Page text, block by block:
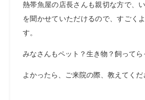
熱帯魚屋の店長さんも親切な方で、
を聞かせていただけるので、すごく
す。
みなさんもペット？生き物？飼ってら
よかったら、ご来院の際、教えてくだ